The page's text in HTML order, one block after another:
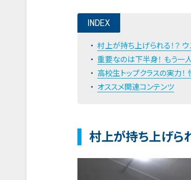
INDEX
村上が持ち上げられる！？
重要なのは下半身！ もう一
高校生トップクラスの実力！
オススメ関連コンテンツ
村上が持ち上げら